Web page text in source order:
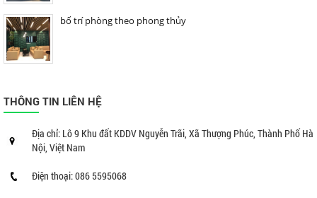
bố trí phòng theo phong thủy
THÔNG TIN LIÊN HỆ
Địa chỉ: Lô 9 Khu đất KDDV Nguyễn Trãi, Xã Thượng Phúc, Thành Phố Hà
Nội, Việt Nam
Điện thoại: 086 5595068